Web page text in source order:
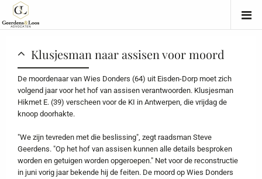
Klusjesman naar assisen voor moord
De moordenaar van Wies Donders (64) uit Eisden-Dorp moet zich
volgend jaar voor het hof van assisen verantwoorden. Klusjesman
Hikmet E. (39) verscheen voor de KI in Antwerpen, die vrijdag de
knoop doorhakte.
"We zijn tevreden met die beslissing", zegt raadsman Steve
Geerdens. "Op het hof van assisen kunnen alle details besproken
worden en getuigen worden opgeroepen." Net voor de reconstructie
in juni vorig jaar bekende hij de feiten. De moord op Wies Donders